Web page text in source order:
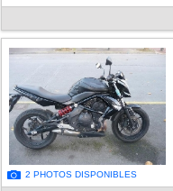
2 PHOTOS DISPONIBLES